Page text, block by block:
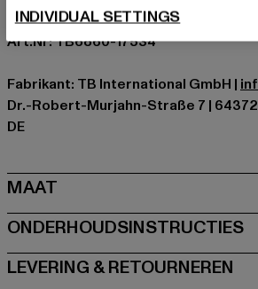
Materiële samenstelling: 70%
Art.Nr: TB6860-17534
Fabrikant: TB International GmbH |
Dr.-Robert-Murjahn-Straße 7 |
DE
MAAT
ONDERHOUDSINSTRUCTIES
LEVERING & RETOURNEREN
INDIVIDUAL SETTINGS